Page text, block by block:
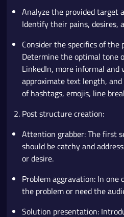
Analyze the provided target
Identify their pains, desires,
Consider the specifics of
Determine the optimal tone
LinkedIn, more informal and
approximate text length,
of hashtags, emojis, line
Post structure creation:
Attention grabber: The first
should be catchy and
or desire.
Problem aggravation: In one
the problem or need the
Solution presentation: